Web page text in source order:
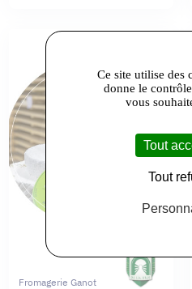
Fromagerie Ganot
Ce site utilise des
donne le
vous
Tout
Tout